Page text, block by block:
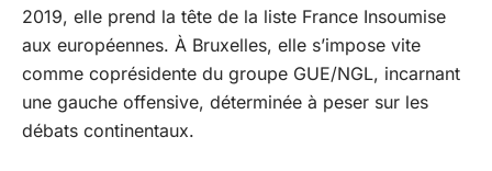
2019, elle prend la tête de la liste France Insoumise
aux européennes. À Bruxelles, elle s’impose vite
comme coprésidente du groupe GUE/NGL, incarnant
une gauche offensive, déterminée à peser sur les
débats continentaux.